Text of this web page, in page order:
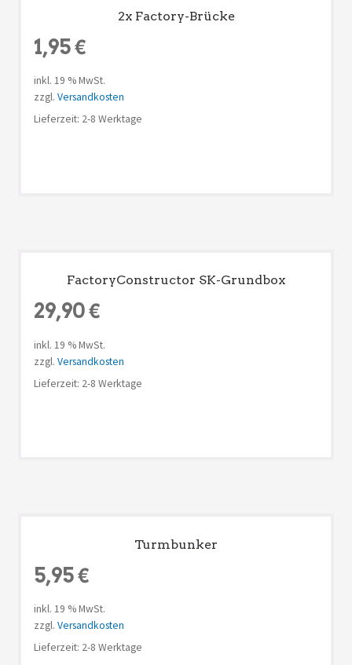
2x Factory-Brücke
1,95€
inkl. 19 % MwSt.
zzgl. Versandkosten
Lieferzeit: 2-8 Werktage
FactoryConstructor SK-Grundbox
29,90€
inkl. 19 % MwSt.
zzgl. Versandkosten
Lieferzeit: 2-8 Werktage
Turmbunker
5,95€
inkl. 19 % MwSt.
zzgl. Versandkosten
Lieferzeit: 2-8 Werktage